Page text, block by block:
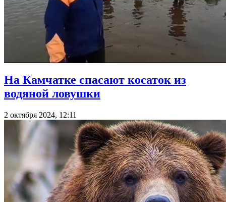
На Камчатке спасают косаток из
водяной ловушки
2 октября 2024, 12:11